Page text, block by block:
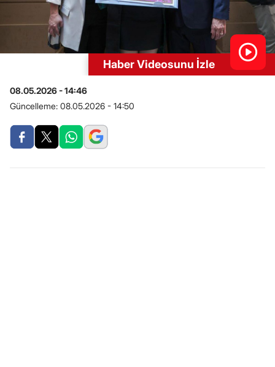
Haber Videosunu İzle
08.05.2026 - 14:46
Güncelleme: 08.05.2026 - 14:50